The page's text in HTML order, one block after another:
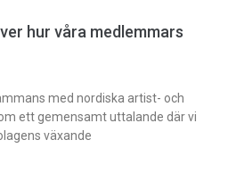
hur våra medlemmars
med nordiska artist- och
ett gemensamt uttalande där vi
växande